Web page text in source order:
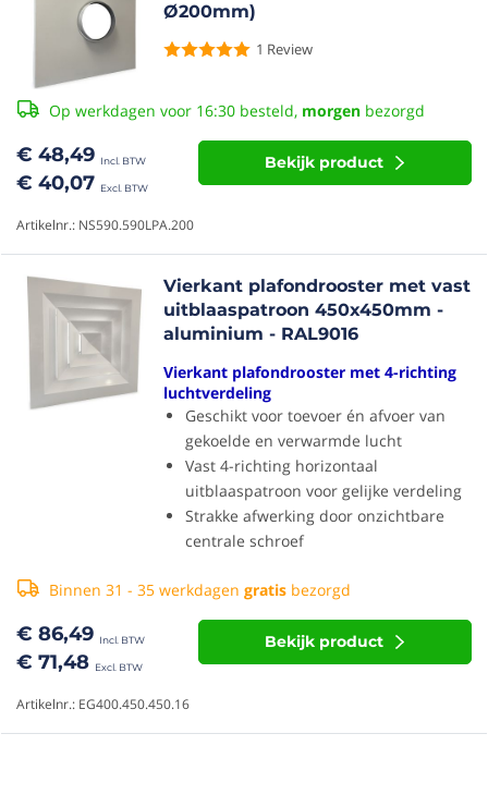
Ø200mm)
1 Review
€ 48,49
€ 40,07
Op werkdagen voor 16:30 besteld, morgen bezorgd
Bekijk product
Artikelnr.: NS590.590LPA.200
Vierkant plafondrooster met vast
uitblaaspatroon 450x450mm -
aluminium - RAL9016
Vierkant plafondrooster met 4-richting
luchtverdeling
Geschikt voor toevoer én afvoer van
gekoelde en verwarmde lucht
Vast 4-richting horizontaal
uitblaaspatroon voor gelijke verdeling
Strakke afwerking door onzichtbare
centrale schroef
€ 86,49
€ 71,48
Binnen 31 - 35 werkdagen gratis bezorgd
Bekijk product
Artikelnr.: EG400.450.450.16